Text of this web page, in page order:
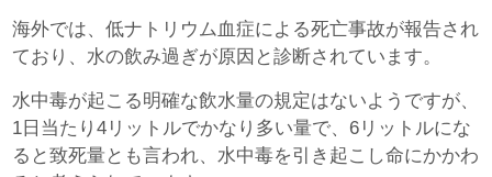
海外では、低ナトリウム血症による死亡事故が報告され
ており、水の飲み過ぎが原因と診断されています。
水中毒が起こる明確な飲水量の規定はないようですが、
1日当たり4リットルでかなり多い量で、6リットルにな
ると致死量とも言われ、水中毒を引き起こし命にかかわ